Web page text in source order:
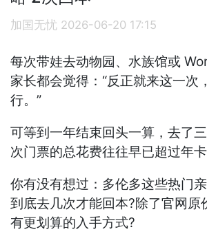
加国无忧 2026-06-20 17:15
每次带娃去动物园、水族馆或
家长都会觉得：“反正就来这一次
行。”
可等到一年结束回头一算，去了
次门票的总花费往往早已超过年卡
你有没有想过：多伦多这些热门
到底去几次才能回本?除了官网原
有更划算的入手方式?